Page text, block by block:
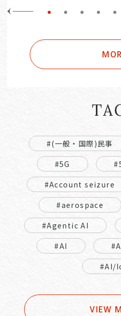
#(一般・国際)民事
#5G
#Account seizure
#aerospace
#Agentic AI
#AI
#AI/
VIEW